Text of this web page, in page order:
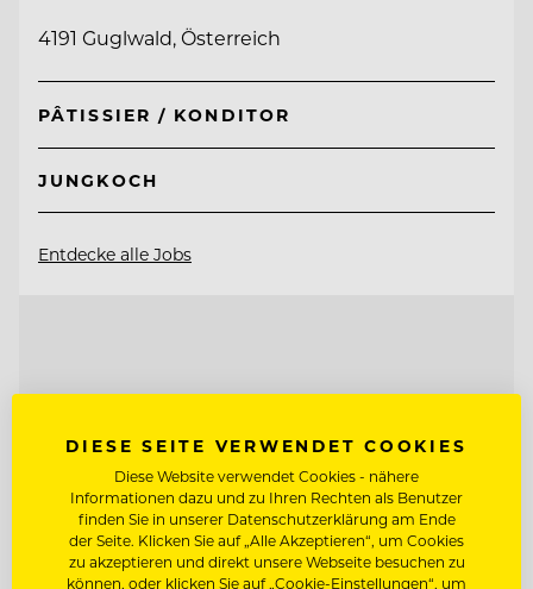
4191 Guglwald, Österreich
PÂTISSIER / KONDITOR
JUNGKOCH
Entdecke alle Jobs
DIESE SEITE VERWENDET COOKIES
Diese Website verwendet Cookies - nähere
Informationen dazu und zu Ihren Rechten als Benutzer
finden Sie in unserer Datenschutzerklärung am Ende
der Seite. Klicken Sie auf „Alle Akzeptieren“, um Cookies
zu akzeptieren und direkt unsere Webseite besuchen zu
können, oder klicken Sie auf „Cookie-Einstellungen“, um